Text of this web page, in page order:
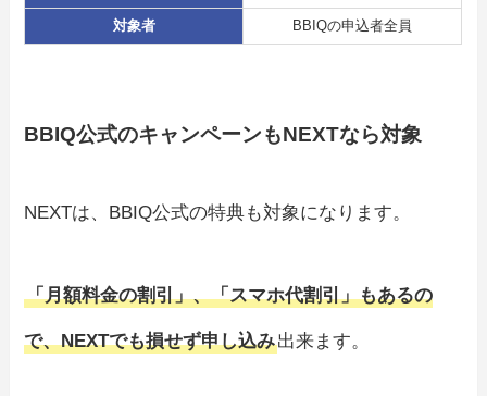
対象者 BBIQの申込者全員
BBIQ公式のキャンペーンもNEXTなら対象
NEXTは、BBIQ公式の特典も対象になります。
「月額料金の割引」、「スマホ代割引」もあるの
で、NEXTでも損せず申し込み出来ます。